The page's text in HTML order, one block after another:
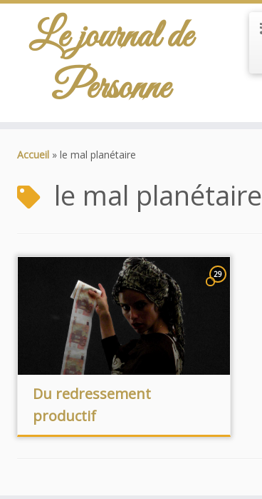
Le journal de
Personne
Accueil » le mal planétaire
le mal planétaire
29
Du redressement
productif